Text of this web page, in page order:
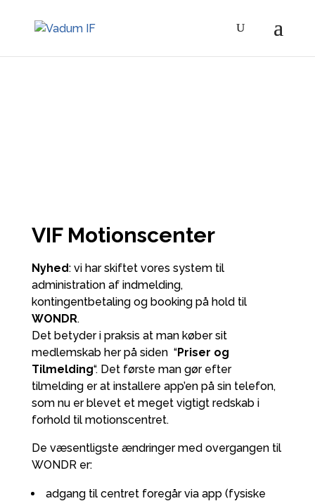
VIF Motionscenter
Nyhed: vi har skiftet vores system til
administration af indmelding,
kontingentbetaling og booking på hold til
WONDR.
Det betyder i praksis at man køber sit
medlemskab her på siden “Priser og
Tilmelding“. Det første man gør efter
tilmelding er at installere app’en på sin telefon,
som nu er blevet et meget vigtigt redskab i
forhold til motionscentret.
De væsentligste ændringer med overgangen til
WONDR er:
adgang til centret foregår via app (fysiske